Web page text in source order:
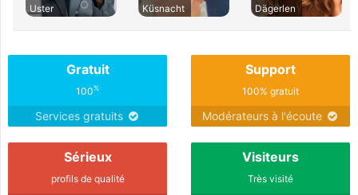
Uster
Küsnacht
Dägerlen
Gratuit
100%
Services gratuits
Support
100% gratuit
Modérateurs à l'écoute
Sérieux
profils de qualité
Visiteurs
Très visité